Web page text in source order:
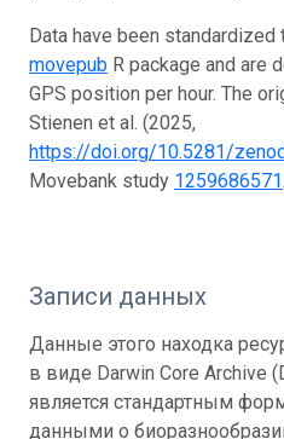
Data have been standardized
movepub R package and are
GPS position per hour. The
Stienen et al. (2025,
https://doi.org/10.5281/
Movebank study 1259686571
Записи данных
Данные этого находка
в виде Darwin Core Archive
является стандартным
данными о